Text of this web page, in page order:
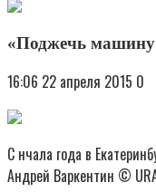
«Поджечь машину
16:06 22 апреля 2015 0
С нчала года в
Андрей Варкентин ©